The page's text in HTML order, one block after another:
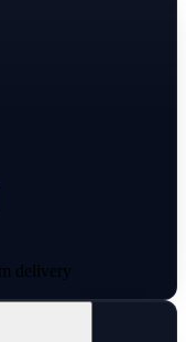
delivery